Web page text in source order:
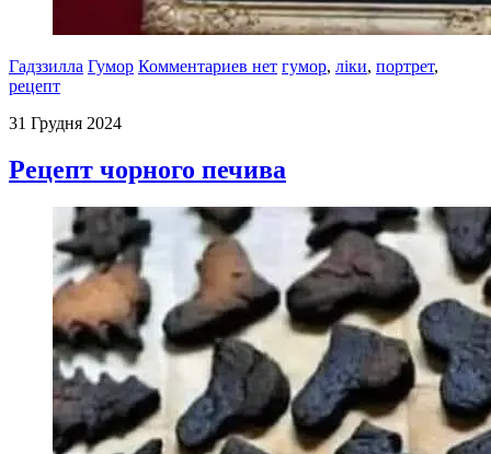
Гадззилла Гумор Комментариев нет гумор, ліки, портрет,
рецепт
31 Грудня 2024
Рецепт чорного печива